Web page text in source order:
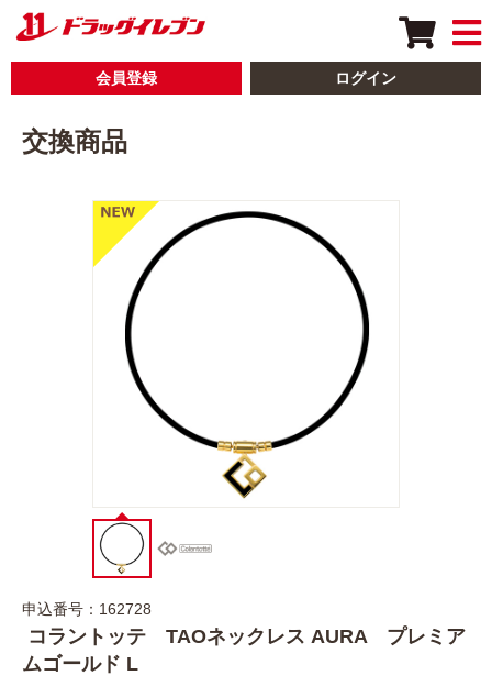
会員登録 ログイン
交換商品
申込番号：162728
コラントッテ TAOネックレス AURA プレミア
ムゴールド L